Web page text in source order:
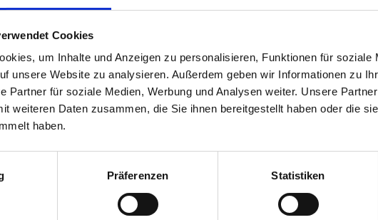
Cookies
um Inhalte und Anzeigen zu personalisieren, Funktionen für soziale
unsere Website zu analysieren. Außerdem geben wir Informationen zu
Partner für soziale Medien, Werbung und Analysen weiter. Unsere
weiteren Daten zusammen, die Sie ihnen bereitgestellt haben oder die
haben.
Präferenzen Statistiken
Marienborn
weiter Richtung Marienborn
Völpke
„Gedenkstätte“